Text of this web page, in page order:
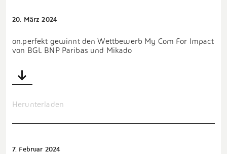
20. März 2024
on.perfekt gewinnt den Wettbewerb My Com For Impact
von BGL BNP Paribas und Mikado
Herunterladen
7. Februar 2024